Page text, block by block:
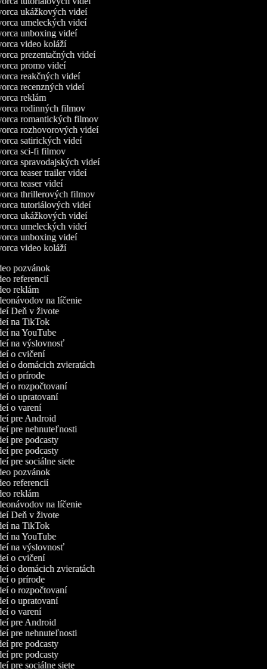
ukážkových videí
umeleckých videí
unboxing videí
video koláží
prezentačných videí
promo videí
reakčných videí
recenzných videí
reklám
rodinných filmov
romantických filmov
rozhovorových videí
satirických videí
sci-fi filmov
spravodajských videí
teaser trailer videí
teaser videí
thrillerových filmov
tutoriálových videí
ukážkových videí
umeleckých videí
unboxing videí
video koláží
pozvánok
referencií
reklám
na líčenie
Deň v živote
na TikTok
na YouTube
na výslovnosť
o cvičení
o domácich zvieratách
o prírode
o rozpočtovaní
o upratovaní
o varení
pre Android
pre nehnuteľnosti
pre podcasty
pre podcasty
pre sociálne siete
pozvánok
referencií
reklám
na líčenie
Deň v živote
na TikTok
na YouTube
na výslovnosť
o cvičení
o domácich zvieratách
o prírode
o rozpočtovaní
o upratovaní
o varení
pre Android
pre nehnuteľnosti
pre podcasty
pre podcasty
pre sociálne siete